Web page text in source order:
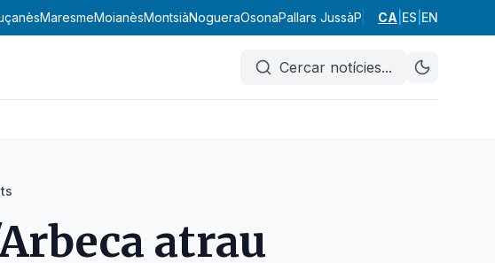
MaresmeMoianèsMontsiàNogueraOsonaPallars JussàPallars SobiràPla
CA ES EN
Cercar notícies...
atrau